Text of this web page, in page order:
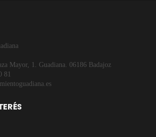
Mayor, 1. Guadiana. 06186 Badajoz
81